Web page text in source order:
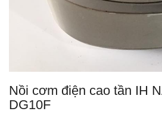
Nồi cơm điện cao tần IH
DG10F